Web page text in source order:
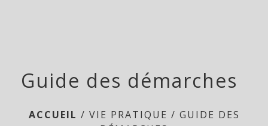
Guide des démarches
ACCUEIL / VIE PRATIQUE / GUIDE DES